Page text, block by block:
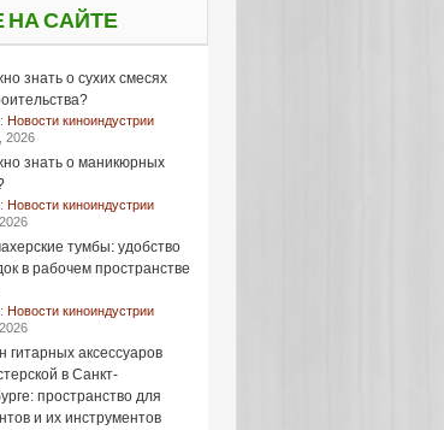
НА САЙТЕ
знать о сухих смесях
Новости киноиндустрии
2026
знать о маникюрных
Новости киноиндустрии
тумбы: удобство
в рабочем пространстве
Новости киноиндустрии
гитарных аксессуаров
в Санкт-
пространство для
и их инструментов